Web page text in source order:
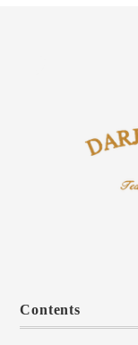
Contents